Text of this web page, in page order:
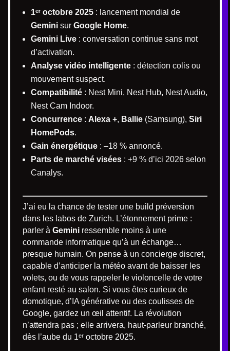
1ᵉʳ octobre 2025 : lancement mondial de
Gemini sur Google Home.
Gemini Live : conversation continue sans mot
d’activation.
Analyse vidéo intelligente : détection colis ou
mouvement suspect.
Compatibilité : Nest Mini, Nest Hub, Nest Audio,
Nest Cam Indoor.
Concurrence : Alexa +, Ballie (Samsung), Siri
HomePods.
Gain énergétique : –18 % annoncé.
Parts de marché visées : +9 % d’ici 2026 selon
Canalys.
J’ai eu la chance de tester une build préversion
dans les labos de Zurich. L’étonnement prime :
parler à Gemini ressemble moins à une
commande informatique qu’à un échange…
presque humain. On pense à un concierge discret,
capable d’anticiper la météo avant de baisser les
volets, ou de vous rappeler le violoncelle de votre
enfant resté au salon. Si vous êtes curieux de
domotique, d’IA générative ou des coulisses de
Google, gardez un œil attentif. La révolution
n’attendra pas ; elle arrivera, haut-parleur branché,
dès l’aube du 1ᵉʳ octobre 2025.